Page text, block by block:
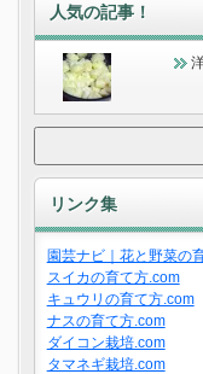
人気の記事！
リンク集
園芸ナビ｜花と野菜の
スイカの育て方.com
キュウリの育て方.com
ナスの育て方.com
ダイコン栽培.com
タマネギ栽培.com